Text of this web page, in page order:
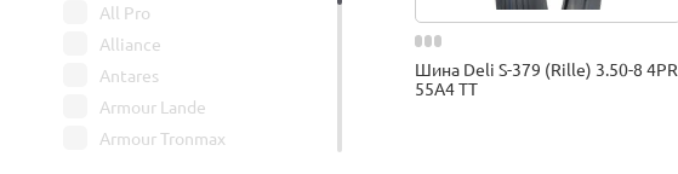
All Pro
Alliance
Antares
Armour Lande
Armour Tronmax
Шина Deli S-379 (Rille) 3.50-8 4PR
55A4 TT